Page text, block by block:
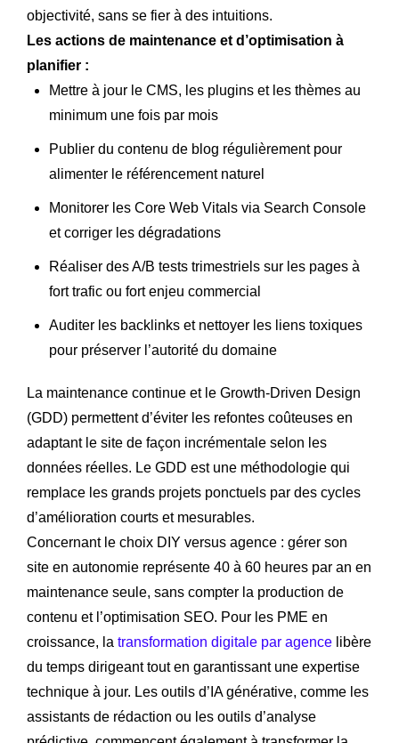
objectivité, sans se fier à des intuitions.
Les actions de maintenance et d’optimisation à
planifier :
Mettre à jour le CMS, les plugins et les thèmes au
minimum une fois par mois
Publier du contenu de blog régulièrement pour
alimenter le référencement naturel
Monitorer les Core Web Vitals via Search Console
et corriger les dégradations
Réaliser des A/B tests trimestriels sur les pages à
fort trafic ou fort enjeu commercial
Auditer les backlinks et nettoyer les liens toxiques
pour préserver l’autorité du domaine
La maintenance continue et le Growth-Driven Design
(GDD) permettent d’éviter les refontes coûteuses en
adaptant le site de façon incrémentale selon les
données réelles. Le GDD est une méthodologie qui
remplace les grands projets ponctuels par des cycles
d’amélioration courts et mesurables.
Concernant le choix DIY versus agence : gérer son
site en autonomie représente 40 à 60 heures par an en
maintenance seule, sans compter la production de
contenu et l’optimisation SEO. Pour les PME en
croissance, la transformation digitale par agence libère
du temps dirigeant tout en garantissant une expertise
technique à jour. Les outils d’IA générative, comme les
assistants de rédaction ou les outils d’analyse